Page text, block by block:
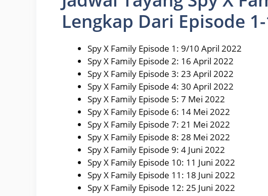
Lengkap Dari Episode
Spy X Family Episode 1: 9/10 April 2022
Spy X Family Episode 2: 16 April 2022
Spy X Family Episode 3: 23 April 2022
Spy X Family Episode 4: 30 April 2022
Spy X Family Episode 5: 7 Mei 2022
Spy X Family Episode 6: 14 Mei 2022
Spy X Family Episode 7: 21 Mei 2022
Spy X Family Episode 8: 28 Mei 2022
Spy X Family Episode 9: 4 Juni 2022
Spy X Family Episode 10: 11 Juni 2022
Spy X Family Episode 11: 18 Juni 2022
Spy X Family Episode 12: 25 Juni 2022